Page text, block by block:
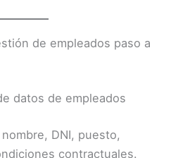
de empleados paso a
datos de empleados
DNI, puesto,
contractuales.